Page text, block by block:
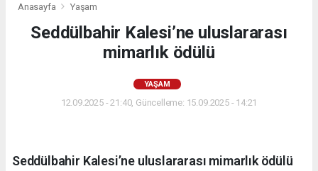
Anasayfa Yaşam
Seddülbahir Kalesi’ne uluslararası
mimarlık ödülü
YAŞAM
12.09.2025 - 21:40, Güncelleme: 15.09.2025 - 14:21
Seddülbahir Kalesi’ne uluslararası mimarlık ödülü